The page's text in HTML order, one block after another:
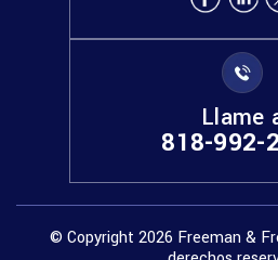
Llame
818-992-
© Copyright 2026 Freeman &